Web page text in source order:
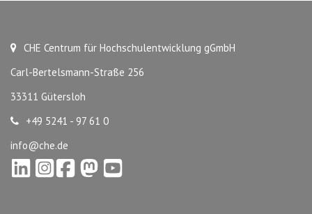
CHE Centrum für Hochschulentwicklung gGmbH
Carl-Bertelsmann-Straße 256
33311 Gütersloh
+49 5241 - 97 61 0
info@che.de